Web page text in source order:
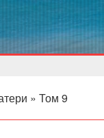
» Том 9